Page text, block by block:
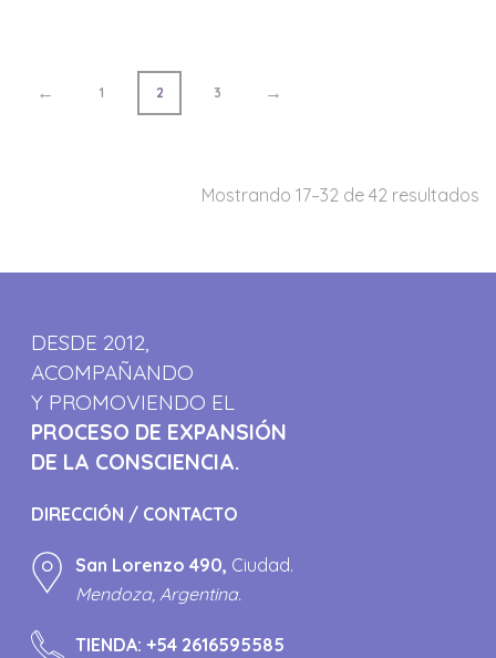
← 1 2 3 →
Mostrando 17–32 de 42 resultados
DESDE 2012,
ACOMPAÑANDO
Y PROMOVIENDO EL
PROCESO DE EXPANSIÓN
DE LA CONSCIENCIA.
DIRECCIÓN / CONTACTO
San Lorenzo 490, Ciudad.
Mendoza, Argentina.
TIENDA:+54 2616595585